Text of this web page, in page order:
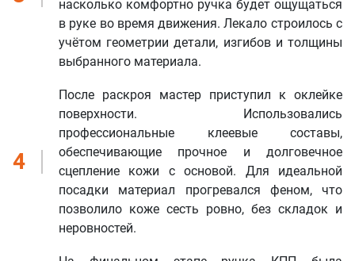
насколько комфортно ручка будет ощущаться
в руке во время движения. Лекало строилось с
учётом геометрии детали, изгибов и толщины
выбранного материала.
4
После раскроя мастер приступил к оклейке
поверхности. Использовались
профессиональные клеевые составы,
обеспечивающие прочное и долговечное
сцепление кожи с основой. Для идеальной
посадки материал прогревался феном, что
позволило коже сесть ровно, без складок и
неровностей.